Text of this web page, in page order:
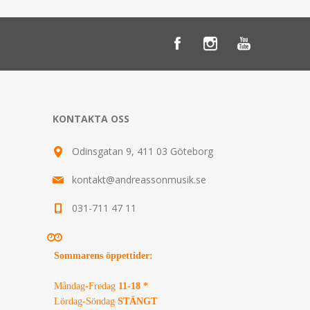
KONTAKTA OSS
Odinsgatan 9, 411 03 Göteborg
kontakt@andreassonmusik.se
031-711 47 11
Sommarens öppettider:
Måndag-Fredag 11-18 *
Lördag-Söndag STÄNGT